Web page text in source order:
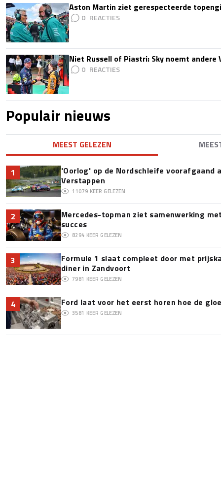
Aston Martin ziet gerespecteerde
0
Niet Russell of Piastri: Sky noemt
0
Populair nieuws
MEEST GELEZEN
1
'Oorlog' op de Nordschleife voorafgaand
Verstappen
11079 KEER GELEZEN
2
Mercedes-topman ziet samenwerking
succes
8294 KEER GELEZEN
3
Formule 1 slaat compleet door met
diner in Zandvoort
7981 KEER GELEZEN
4 Ford laat voor het eerst horen hoe de
3581 KEER GELEZEN